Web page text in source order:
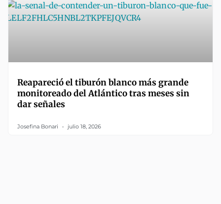
Reapareció el tiburón blanco más grande
monitoreado del Atlántico tras meses sin
dar señales
Josefina Bonari julio 18, 2026